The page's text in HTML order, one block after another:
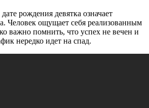
рождения девятка означает
Человек ощущает себя реализованным
важно помнить, что успех не вечен и
нередко идет на спад.